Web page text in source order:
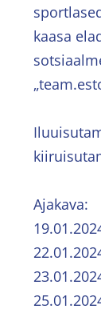
kaasa
Ajakava: